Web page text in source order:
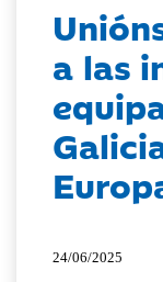
a las
24/06/2025